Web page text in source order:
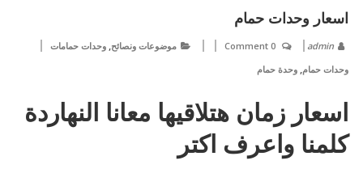
اسعار وحدات حمام
admin
0 Comment موضوعات ونصائح, وحدات حمامات
وحدات حمام, وحدة حمام
اسعار زمان هتلاقيها معانا النهاردة
كلمنا واعرف اكتر